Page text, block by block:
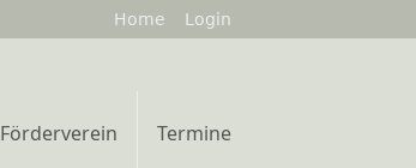
Home Login
Förderverein Termine